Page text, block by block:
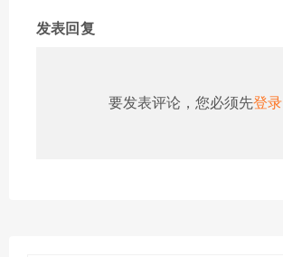
发表回复
要发表评论，您必须先登录